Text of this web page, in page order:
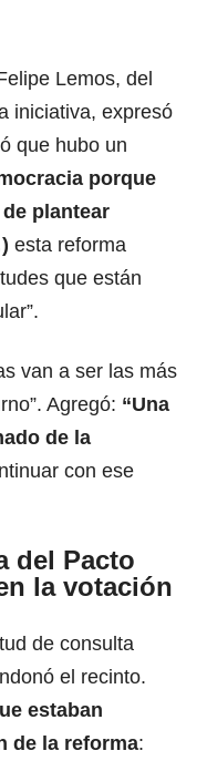
Lemos, del
iniciativa, expresó
que hubo un
porque
plantear
esta reforma
que están
van a ser las más
Agregó: “Una
de la
con ese
del Pacto
la votación
de consulta
el recinto.
estaban
de la reforma: